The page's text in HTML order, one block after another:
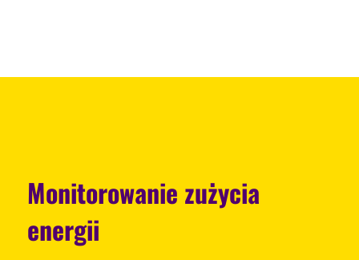
Monitorowanie zużycia
energii